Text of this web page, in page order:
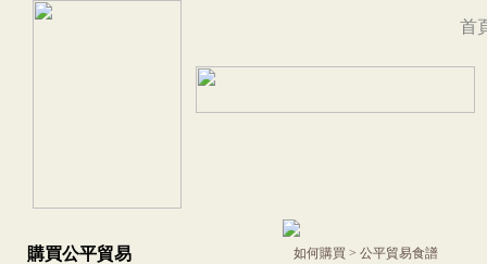
首
購買公平貿易
如何購買 > 公平貿易食譜